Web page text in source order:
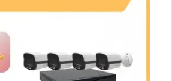
trung thực mà còn mang đến sự
nhưng vẫn đảm bảo được tính năng và